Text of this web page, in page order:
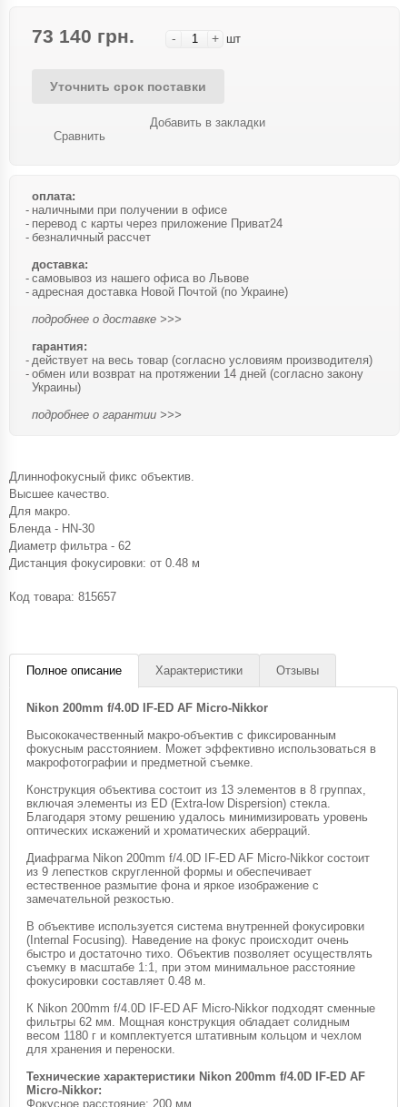
73 140 грн. - + шт
Уточнить срок поставки
Сравнить
Добавить в закладки
оплата:
наличными при получении в офисе
перевод с карты через приложение Приват24
безналичный рассчет
доставка:
самовывоз из нашего офиса во Львове
адресная доставка Новой Почтой (по Украине)
подробнее о доставке >>>
гарантия:
действует на весь товар (согласно условиям производителя)
обмен или возврат на протяжении 14 дней (согласно закону
Украины)
подробнее о гарантии >>>
Длиннофокусный фикс объектив.
Высшее качество.
Для макро.
Бленда - HN-30
Диаметр фильтра - 62
Дистанция фокусировки: от 0.48 м
Код товара: 815657
Полное описание Характеристики Отзывы
Nikon 200mm f/4.0D IF-ED AF Micro-Nikkor
Высококачественный макро-объектив с фиксированным
фокусным расстоянием. Может эффективно использоваться в
макрофотографии и предметной съемке.
Конструкция объектива состоит из 13 элементов в 8 группах,
включая элементы из ED (Extra-low Dispersion) стекла.
Благодаря этому решению удалось минимизировать уровень
оптических искажений и хроматических аберраций.
Диафрагма Nikon 200mm f/4.0D IF-ED AF Micro-Nikkor состоит
из 9 лепестков скругленной формы и обеспечивает
естественное размытие фона и яркое изображение с
замечательной резкостью.
В объективе используется система внутренней фокусировки
(Internal Focusing). Наведение на фокус происходит очень
быстро и достаточно тихо. Объектив позволяет осуществлять
съемку в масштабе 1:1, при этом минимальное расстояние
фокусировки составляет 0.48 м.
К Nikon 200mm f/4.0D IF-ED AF Micro-Nikkor подходят сменные
фильтры 62 мм. Мощная конструкция обладает солидным
весом 1180 г и комплектуется штативным кольцом и чехлом
для хранения и переноски.
Технические характеристики Nikon 200mm f/4.0D IF-ED AF
Micro-Nikkor:
Фокусное расстояние: 200 мм